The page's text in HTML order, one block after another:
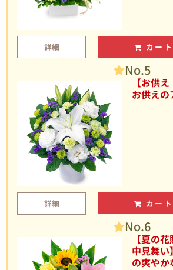
詳細 カー
No.5
【お供
お供えの
詳細 カー
No.6
【夏の
中見舞い
の爽やか